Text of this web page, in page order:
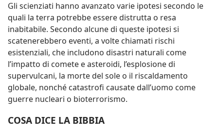
Gli scienziati hanno avanzato varie ipotesi secondo le
quali la terra potrebbe essere distrutta o resa
inabitabile. Secondo alcune di queste ipotesi si
scatenerebbero eventi, a volte chiamati rischi
esistenziali, che includono disastri naturali come
l’impatto di comete e asteroidi, l’esplosione di
supervulcani, la morte del sole o il riscaldamento
globale, nonché catastrofi causate dall’uomo come
guerre nucleari o bioterrorismo.
COSA DICE LA BIBBIA